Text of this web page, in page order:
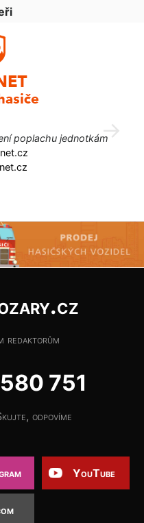
poplachu jednotkám
redaktorům
751
odpovíme
YouTube